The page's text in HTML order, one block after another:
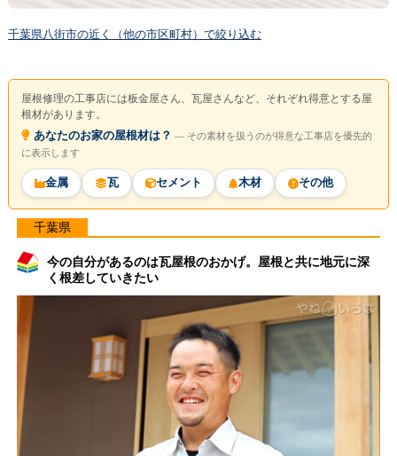
千葉県八街市の近く（他の市区町村）で絞り込む
屋根修理の工事店には板金屋さん、瓦屋さんなど、それぞれ得意とする屋
根材があります。
あなたのお家の屋根材は？ ― その素材を扱うのが得意な工事店を優先的
に表示します
金属 瓦 セメント 木材 その他
千葉県
今の自分があるのは瓦屋根のおかげ。屋根と共に地元に深
く根差していきたい